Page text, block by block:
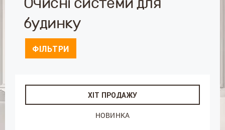
будинку
ФІЛЬТРИ
ХІТ ПРОДАЖУ
НОВИНКА